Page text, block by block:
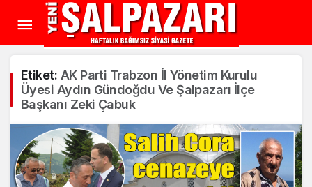
Etiket: AK Parti Trabzon İl Yönetim Kurulu
Üyesi Aydın Gündoğdu Ve Şalpazarı İlçe
Başkanı Zeki Çabuk